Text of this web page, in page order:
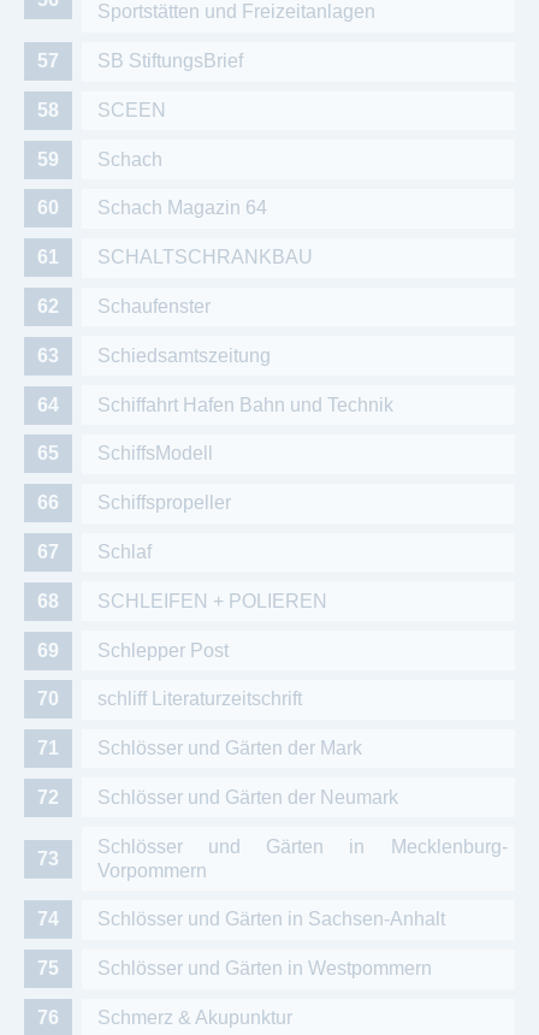
Sportstätten und Freizeitanlagen
SB StiftungsBrief
SCEEN
Schach
Schach Magazin 64
SCHALTSCHRANKBAU
Schaufenster
Schiedsamtszeitung
Schiffahrt Hafen Bahn und Technik
SchiffsModell
Schiffspropeller
Schlaf
SCHLEIFEN + POLIEREN
Schlepper Post
schliff Literaturzeitschrift
Schlösser und Gärten der Mark
Schlösser und Gärten der Neumark
Schlösser und Gärten in Mecklenburg-
Vorpommern
Schlösser und Gärten in Sachsen-Anhalt
Schlösser und Gärten in Westpommern
Schmerz & Akupunktur